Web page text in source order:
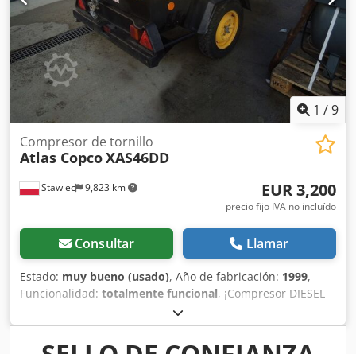
1 /9
Stawiec 9,823 km
Compresor de tornillo
Atlas CopcoXAS46DD
EUR 3,200
precio fijo IVA no incluído
Consultar Llamar
Estado: muy bueno (usado), Año de fabricación: 1999,
Funcionalidad: totalmente funcional, ¡Compresor DIESEL
ATLAS COPCO XAS46DD después del mantenimiento!
Compresor matriculado en Polonia. Datos técnicos: Dsdpfx
Asx A T D Sjbueck capacidad: 2,60 m3/min; presión de